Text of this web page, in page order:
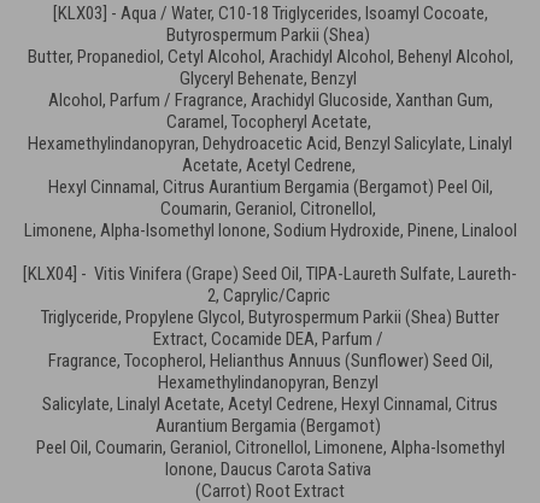
[KLX03] - Aqua / Water, C10-18 Triglycerides, Isoamyl Cocoate,
Butyrospermum Parkii (Shea)
Butter, Propanediol, Cetyl Alcohol, Arachidyl Alcohol, Behenyl Alcohol,
Glyceryl Behenate, Benzyl
Alcohol, Parfum / Fragrance, Arachidyl Glucoside, Xanthan Gum,
Caramel, Tocopheryl Acetate,
Hexamethylindanopyran, Dehydroacetic Acid, Benzyl Salicylate, Linalyl
Acetate, Acetyl Cedrene,
Hexyl Cinnamal, Citrus Aurantium Bergamia (Bergamot) Peel Oil,
Coumarin, Geraniol, Citronellol,
Limonene, Alpha-Isomethyl Ionone, Sodium Hydroxide, Pinene, Linalool
[KLX04] - Vitis Vinifera (Grape) Seed Oil, TIPA-Laureth Sulfate, Laureth-
2, Caprylic/Capric
Triglyceride, Propylene Glycol, Butyrospermum Parkii (Shea) Butter
Extract, Cocamide DEA, Parfum /
Fragrance, Tocopherol, Helianthus Annuus (Sunflower) Seed Oil,
Hexamethylindanopyran, Benzyl
Salicylate, Linalyl Acetate, Acetyl Cedrene, Hexyl Cinnamal, Citrus
Aurantium Bergamia (Bergamot)
Peel Oil, Coumarin, Geraniol, Citronellol, Limonene, Alpha-Isomethyl
Ionone, Daucus Carota Sativa
(Carrot) Root Extract